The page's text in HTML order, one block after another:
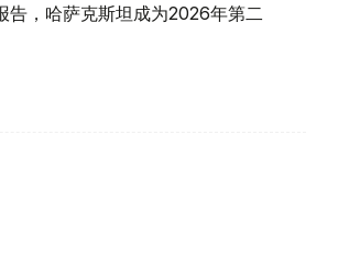
，哈萨克斯坦成为2026年第二